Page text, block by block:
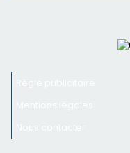
nos meilleurs articles